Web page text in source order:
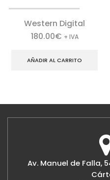
Western Digital
180.00€ + IVA
AÑADIR AL CARRITO
Av. Manuel de Falla,